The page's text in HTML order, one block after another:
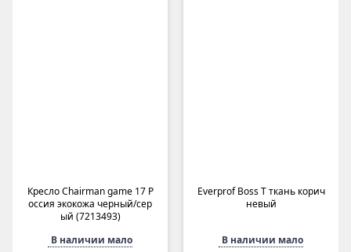
Кресло Chairman game 17 Р
оссия экокожа черный/сер
ый (7213493)
В наличии мало
Everprof Boss Т ткань корич
невый
В наличии мало